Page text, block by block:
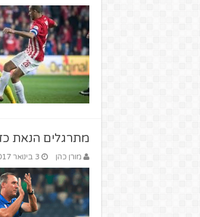
מתרגלים הנאת כדור –
מורן כהן 3 בינואר 2017